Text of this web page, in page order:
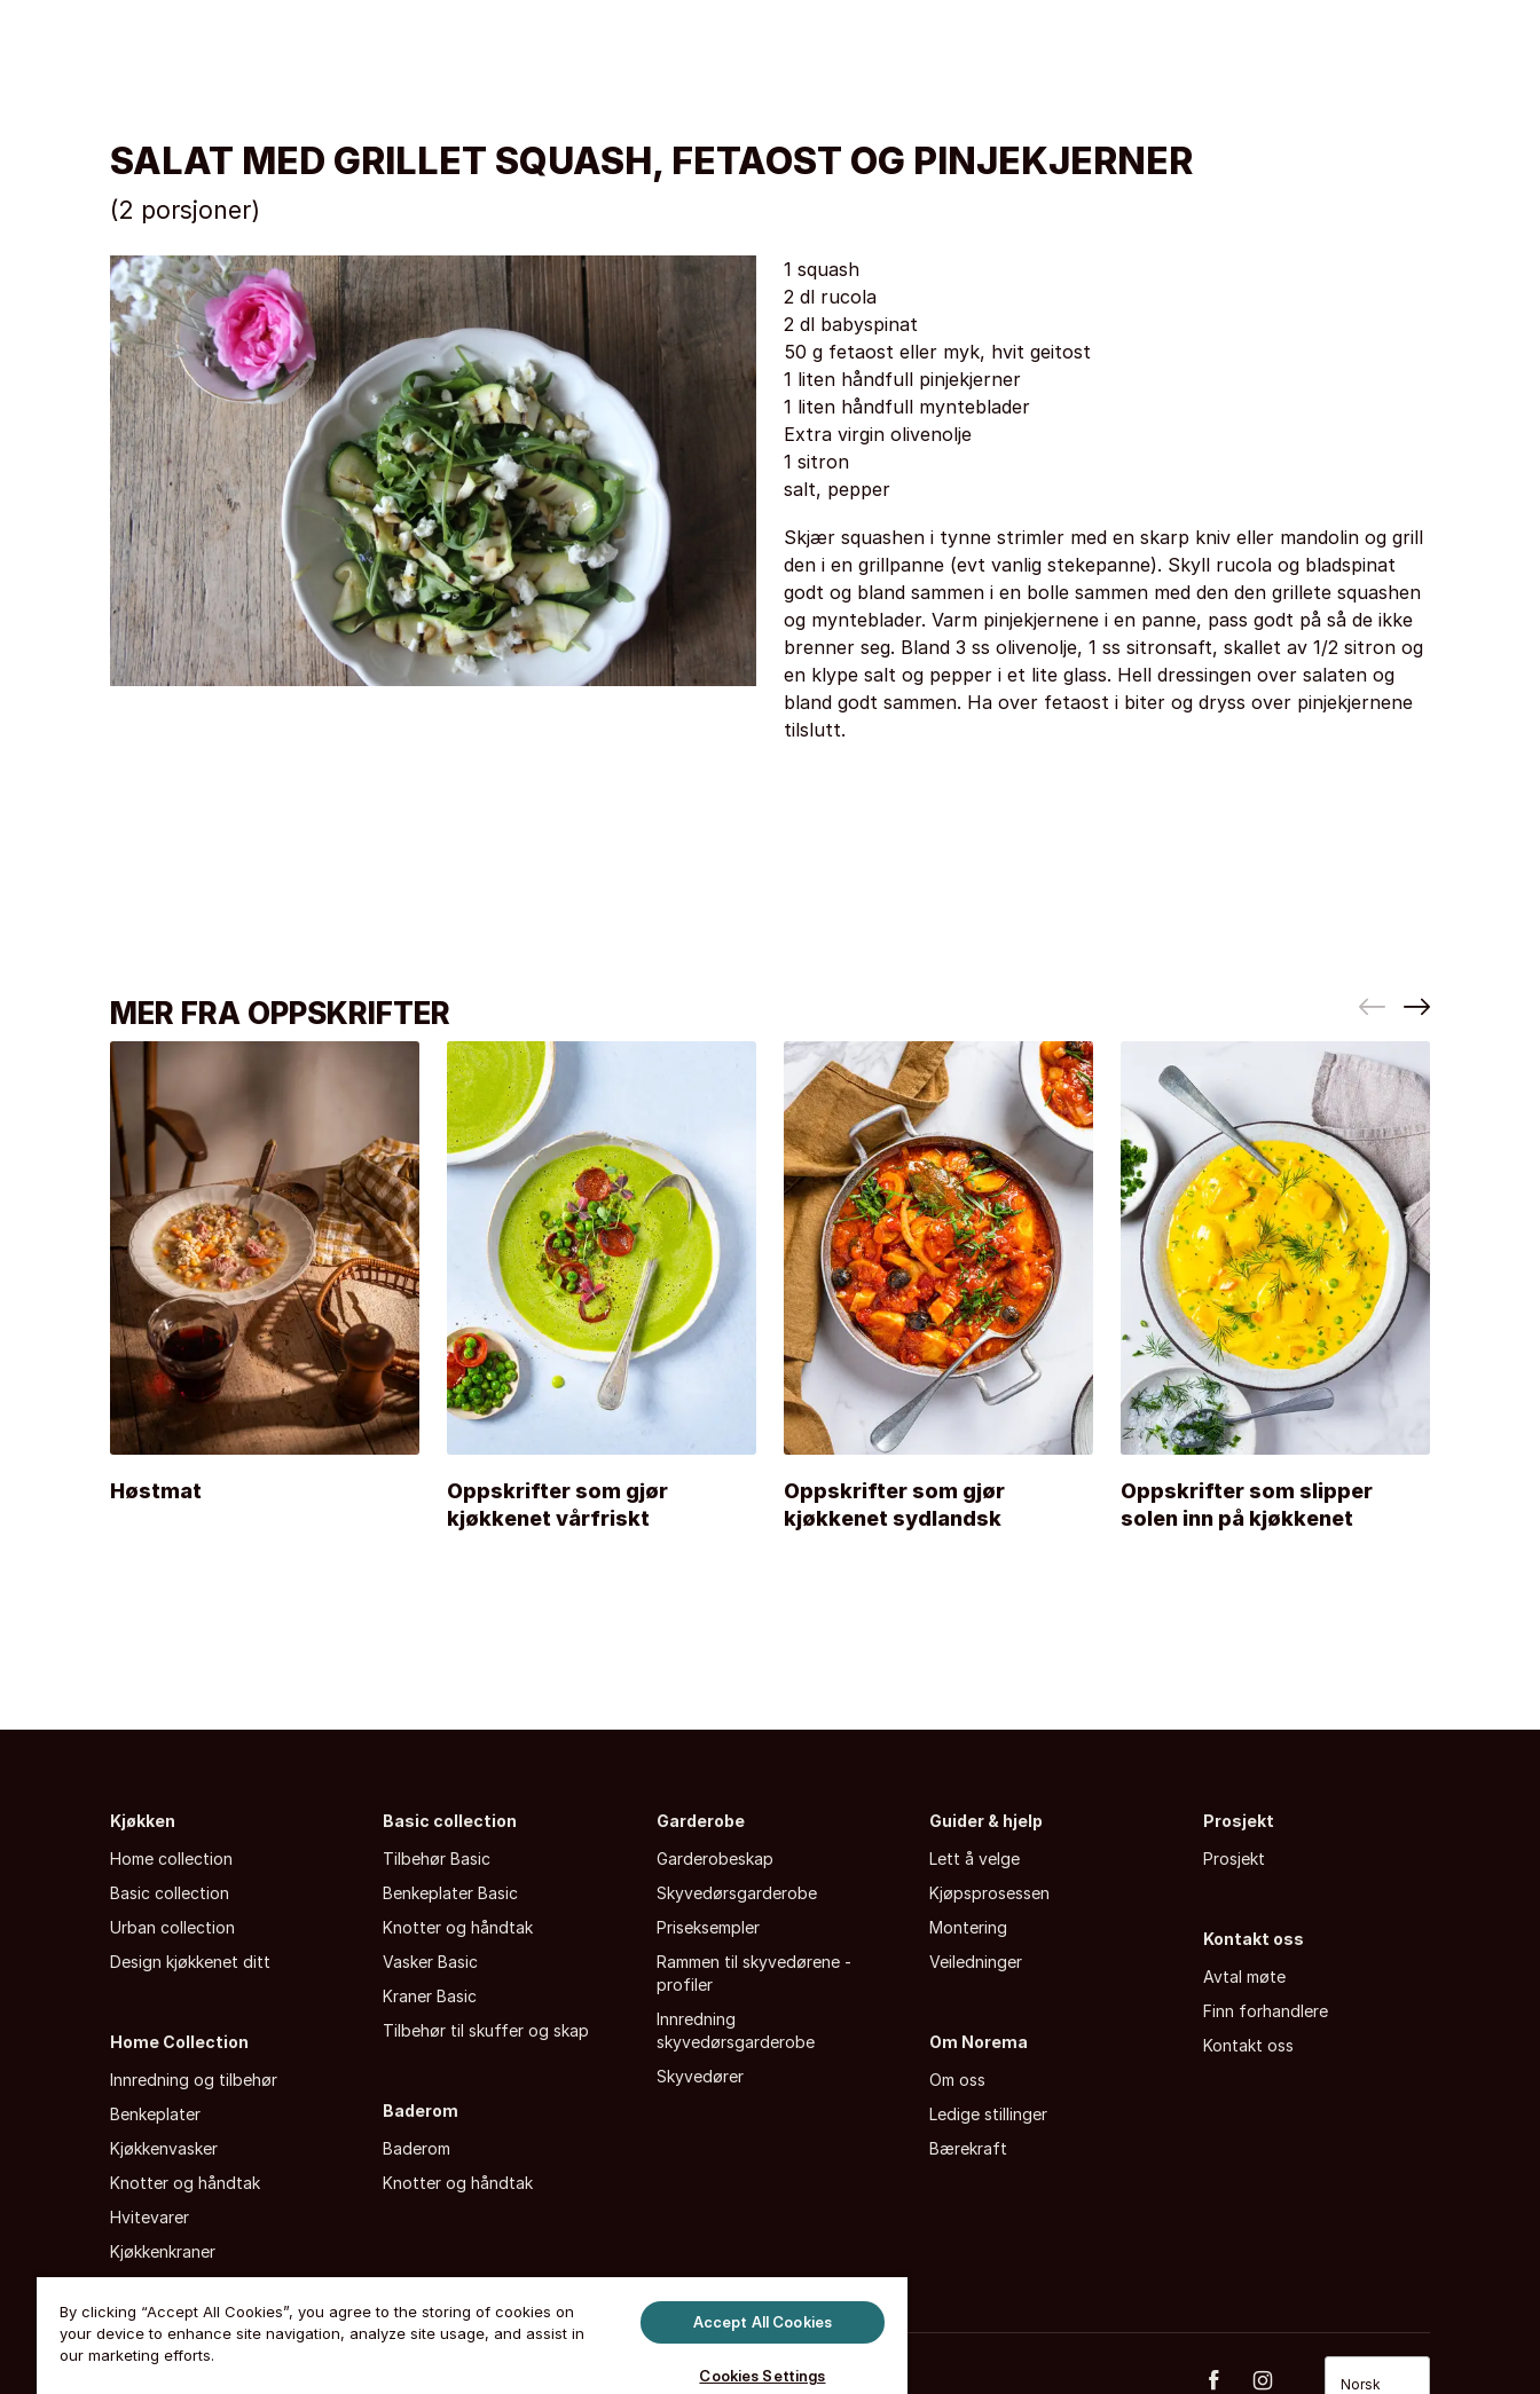
SALAT MED GRILLET SQUASH, FETAOST OG PINJEKJERNER
(2 porsjoner)
1 squash
2 dl rucola
2 dl babyspinat
50 g fetaost eller myk, hvit geitost
1 liten håndfull pinjekjerner
1 liten håndfull mynteblader
Extra virgin olivenolje
1 sitron
salt, pepper
Skjær squashen i tynne strimler med en skarp kniv eller mandolin og grill
den i en grillpanne (evt vanlig stekepanne). Skyll rucola og bladspinat
godt og bland sammen i en bolle sammen med den den grillete squashen
og mynteblader. Varm pinjekjernene i en panne, pass godt på så de ikke
brenner seg. Bland 3 ss olivenolje, 1 ss sitronsaft, skallet av 1/2 sitron og
en klype salt og pepper i et lite glass. Hell dressingen over salaten og
bland godt sammen. Ha over fetaost i biter og dryss over pinjekjernene
tilslutt.
MER FRA OPPSKRIFTER
Høstmat
Oppskrifter som gjør
kjøkkenet vårfriskt
Oppskrifter som gjør
kjøkkenet sydlandsk
Oppskrifter som slipper
solen inn på kjøkkenet
Kjøkken
Home collection
Basic collection
Urban collection
Design kjøkkenet ditt
Home Collection
Innredning og tilbehør
Benkeplater
Kjøkkenvasker
Knotter og håndtak
Hvitevarer
Kjøkkenkraner
Basic collection
Tilbehør Basic
Benkeplater Basic
Knotter og håndtak
Vasker Basic
Kraner Basic
Tilbehør til skuffer og skap
Baderom
Baderom
Knotter og håndtak
Garderobe
Garderobeskap
Skyvedørsgarderobe
Priseksempler
Rammen til skyvedørene -
profiler
Innredning
skyvedørsgarderobe
Skyvedører
Guider & hjelp
Lett å velge
Kjøpsprosessen
Montering
Veiledninger
Om Norema
Om oss
Ledige stillinger
Bærekraft
Prosjekt
Prosjekt
Kontakt oss
Avtal møte
Finn forhandlere
Kontakt oss
Ekstern personvernerklæring Admin store page
By clicking “Accept All Cookies”, you agree to the storing of cookies on
your device to enhance site navigation, analyze site usage, and assist in
our marketing efforts.
Accept All Cookies
Cookies Settings